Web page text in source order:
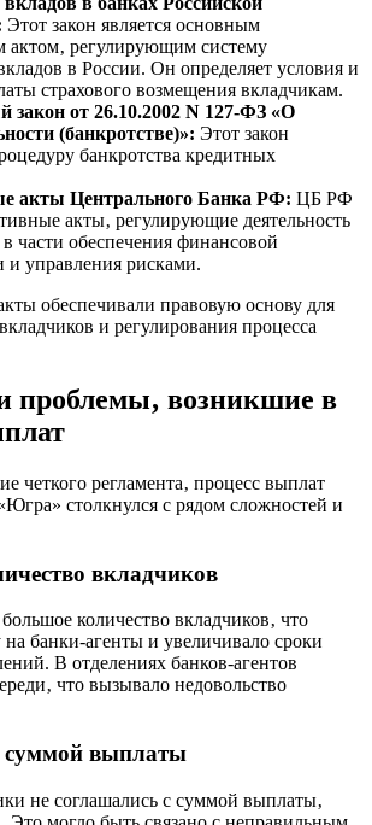
Этот закон является основным
актом‚ регулирующим систему
в России. Он определяет условия и
страхового возмещения вкладчикам.
закон от 26.10.2002 N 127-ФЗ «О
(банкротстве)»: Этот закон
банкротства кредитных
акты Центрального Банка РФ: ЦБ РФ
акты‚ регулирующие деятельность
в части обеспечения финансовой
и управления рисками.
обеспечивали правовую основу для
и регулирования процесса
проблемы‚ возникшие в
четкого регламента‚ процесс выплат
столкнулся с рядом сложностей и
вкладчиков
количество вкладчиков‚ что
на банки-агенты и увеличивало сроки
В отделениях банков-агентов
что вызывало недовольство
суммой выплаты
не соглашались с суммой выплаты‚